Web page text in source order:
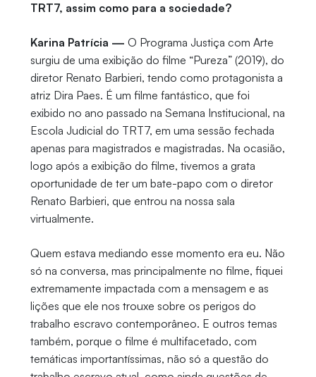
TRT7, assim como para a sociedade?
Karina Patrícia — O Programa Justiça com Arte
surgiu de uma exibição do filme “Pureza” (2019), do
diretor Renato Barbieri, tendo como protagonista a
atriz Dira Paes. É um filme fantástico, que foi
exibido no ano passado na Semana Institucional, na
Escola Judicial do TRT7, em uma sessão fechada
apenas para magistrados e magistradas. Na ocasião,
logo após a exibição do filme, tivemos a grata
oportunidade de ter um bate-papo com o diretor
Renato Barbieri, que entrou na nossa sala
virtualmente.
Quem estava mediando esse momento era eu. Não
só na conversa, mas principalmente no filme, fiquei
extremamente impactada com a mensagem e as
lições que ele nos trouxe sobre os perigos do
trabalho escravo contemporâneo. E outros temas
também, porque o filme é multifacetado, com
temáticas importantíssimas, não só a questão do